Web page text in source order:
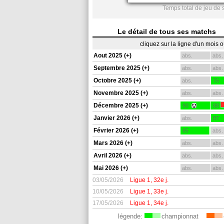
Temps total de jeu de
Le détail de tous ses matchs
cliquez sur la ligne d'un mois
Aout 2025 (+)
abs. abs.
Septembre 2025 (+) abs. abs.
Octobre 2025 (+) abs. 76
Novembre 2025 (+) abs. abs.
Décembre 2025 (+) 90 88
Janvier 2026 (+) abs. 87
Février 2026 (+) 85 abs.
Mars 2026 (+) abs. abs.
Avril 2026 (+) abs. abs.
Mai 2026 (+) abs. abs.
03/05/2026 Ligue 1, 32e j.
10/05/2026
Ligue 1, 33e j.
17/05/2026
Ligue 1, 34e j.
légende: championnat